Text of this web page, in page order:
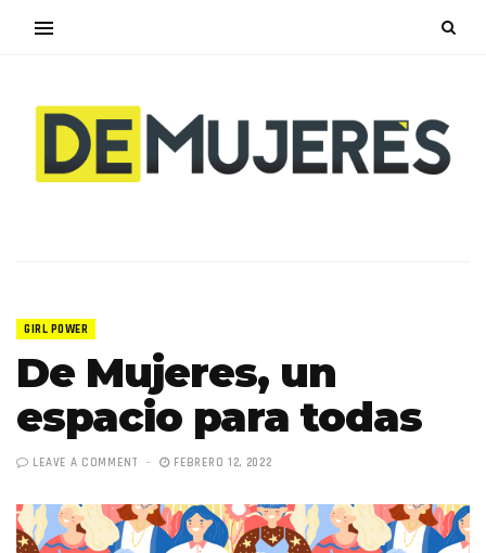
GIRL POWER
De Mujeres, un
espacio para todas
LEAVE A COMMENT FEBRERO 12, 2022